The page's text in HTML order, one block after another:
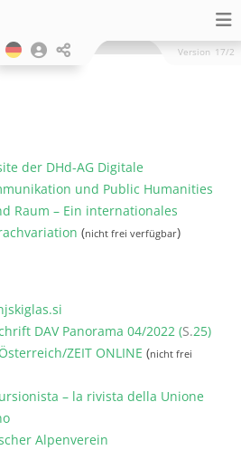
Version 17/2
der DHd-AG Digitale
und Public Humanities
Raum – Ein internationales
(nicht frei verfügbar)
DAV Panorama 04/2022 (S.25)
ZEIT ONLINE (nicht frei
– la rivista della Unione
Alpenverein